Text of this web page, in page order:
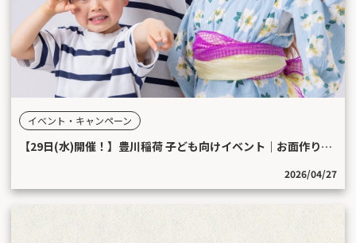
イベント・キャンペーン
【29日(水)開催！】豊川稲荷 子ども向けイベント｜お面作り体験＆プロ撮影会
2026/04/27